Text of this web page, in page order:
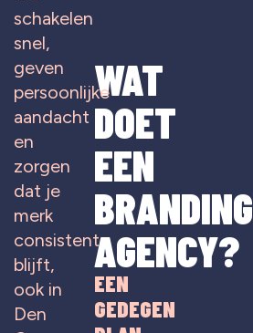
schakelen
snel,
geven
persoonlijke
aandacht
en
zorgen
dat je
merk
consistent
blijft,
ook in
Den
WAT
DOET
EEN
BRANDING
AGENCY?
EEN
GEDEGEN